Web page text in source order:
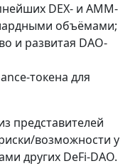
DEX- и AMM-
объёмами;
и развитая DAO-
токена для
представителей
возможности у
других DeFi-DAO.